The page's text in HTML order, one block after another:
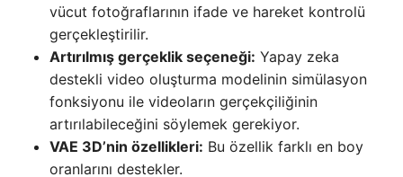
vücut fotoğraflarının ifade ve hareket kontrolü
gerçekleştirilir.
Artırılmış gerçeklik seçeneği: Yapay zeka
destekli video oluşturma modelinin simülasyon
fonksiyonu ile videoların gerçekçiliğinin
artırılabileceğini söylemek gerekiyor.
VAE 3D’nin özellikleri: Bu özellik farklı en boy
oranlarını destekler.